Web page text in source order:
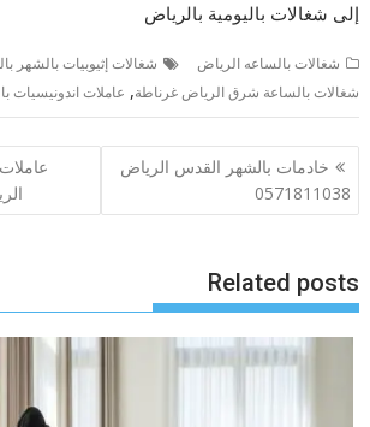
إلى شغالات باليومية بالرياض
شغالات بالساعه الرياض شغالات إثيوبيات بالشهر
شغالات بالساعة شرق الرياض غرناطة, عاملات اندونيسيات
تصفّح
المقالات
خادمات بالشهر القدس الرياض
0571811038
الرياض
Related posts